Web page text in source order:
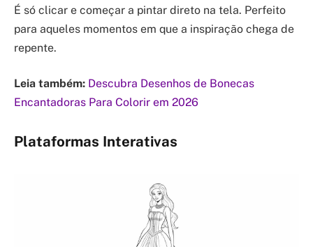
É só clicar e começar a pintar direto na tela. Perfeito
para aqueles momentos em que a inspiração chega de
repente.
Leia também: Descubra Desenhos de Bonecas
Encantadoras Para Colorir em 2026
Plataformas Interativas